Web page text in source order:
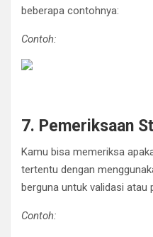
beberapa contohnya:
Contoh:
7. Pemeriksaan
Kamu bisa memeriksa
tertentu dengan
berguna untuk validasi atau
Contoh: